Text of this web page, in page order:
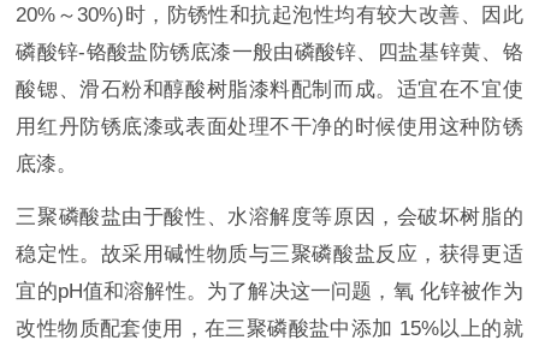
20%～30%)时，防锈性和抗起泡性均有较大改善、因此
磷酸锌-铬酸盐防锈底漆一般由磷酸锌、四盐基锌黄、铬
酸锶、滑石粉和醇酸树脂漆料配制而成。适宜在不宜使
用红丹防锈底漆或表面处理不干净的时候使用这种防锈
底漆。
三聚磷酸盐由于酸性、水溶解度等原因，会破坏树脂的
稳定性。故采用碱性物质与三聚磷酸盐反应，获得更适
宜的pH值和溶解性。为了解决这一问题，氧 化锌被作为
改性物质配套使用，在三聚磷酸盐中添加 15%以上的就